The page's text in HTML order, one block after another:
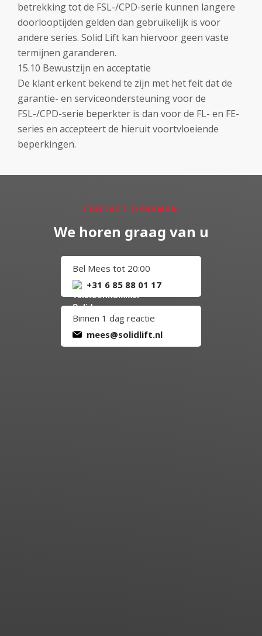
betrekking tot de FSL-/CPD-serie kunnen langere
doorlooptijden gelden dan gebruikelijk is voor
andere series. Solid Lift kan hiervoor geen vaste
termijnen garanderen.
15.10 Bewustzijn en acceptatie
De klant erkent bekend te zijn met het feit dat de
garantie- en serviceondersteuning voor de
FSL-/CPD-serie beperkter is dan voor de FL- en FE-
series en accepteert de hieruit voortvloeiende
beperkingen.
CONTACT OPNEMEN
We horen graag van u
Bel Mees tot 20:00
+31 6 85 88 01 17
Binnen 1 dag reactie
mees@solidlift.nl